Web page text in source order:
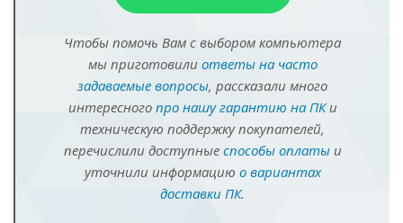
Чтобы помочь Вам с выбором компьютера
мы приготовили ответы на часто
задаваемые вопросы, рассказали много
интересного про нашу гарантию на ПКи
техническую поддержку покупателей,
перечислили доступные способы оплатыи
уточнили информацию о вариантах
доставки ПК.